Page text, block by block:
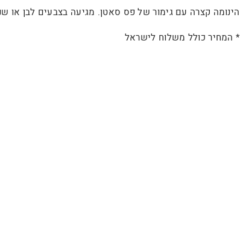
הינומה קצרה עם גימור של פס סאטן. מגיעה בצבעים לבן או
* המחיר כולל משלוח לישראל